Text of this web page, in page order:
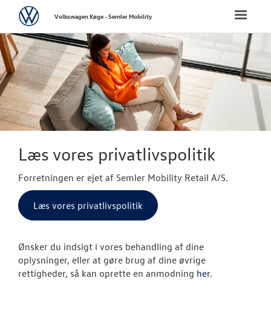
FORSIDE
NYE
NYE VAREBILER
BRUGTE BILER
VÆRKSTED
RESERVEDELE
Toggle
VolkswagenVolkswagen Køge - Semler Mobility
Læs vores privatlivspolitik
Forretningen er ejet af Semler Mobility Retail A/S.
Læs vores privatlivspolitik
Ønsker du indsigt i vores behandling af dine
oplysninger, eller at gøre brug af dine øvrige
rettigheder, så kan oprette en anmodning her.